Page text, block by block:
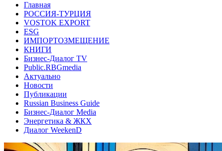
Главная
РОССИЯ-ТУРЦИЯ
VOSTOK EXPORT
ESG
ИМПОРТОЗМЕЩЕНИЕ
КНИГИ
Бизнес-Диалог TV
Public.RBGmedia
Актуально
Новости
Публикации
Russian Business Guide
Бизнес-Диалог Media
Энергетика & ЖКХ
Диалог WeekenD